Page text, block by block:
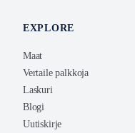
EXPLORE
Maat
Vertaile palkkoja
Laskuri
Blogi
Uutiskirje